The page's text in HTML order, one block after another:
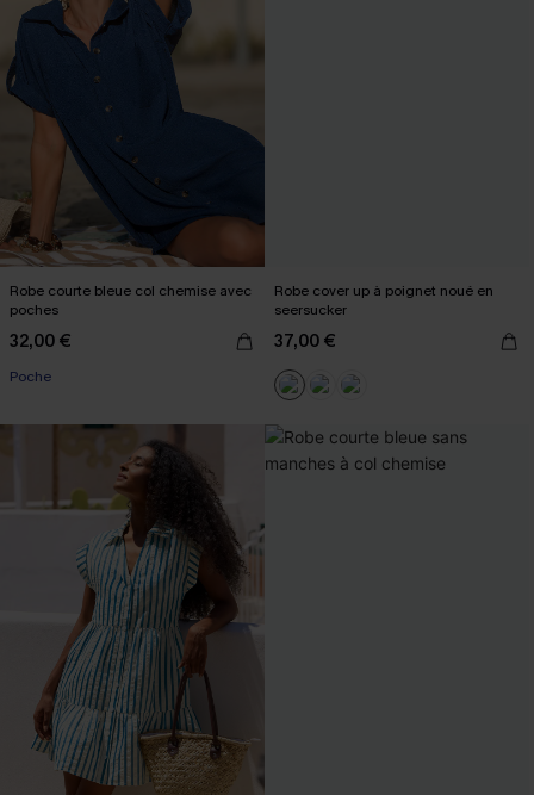
Robe courte bleue col chemise avec
poches
32,00 €
Poche
Robe cover up à poignet noué en
seersucker
37,00 €